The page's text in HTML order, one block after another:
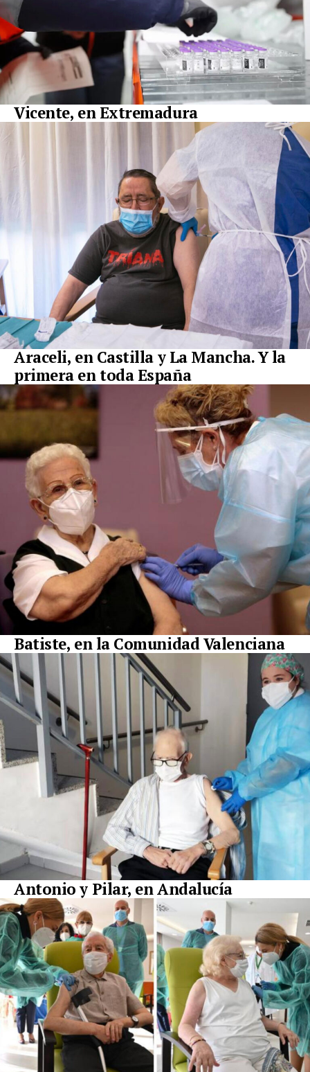
Vicente, en Extremadura
Araceli, en Castilla y La Mancha. Y la
primera en toda España
Batiste, en la Comunidad Valenciana
Antonio y Pilar, en Andalucía